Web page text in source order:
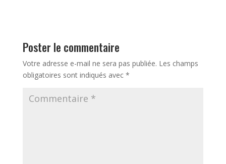
Poster le commentaire
Votre adresse e-mail ne sera pas publiée. Les champs
obligatoires sont indiqués avec *